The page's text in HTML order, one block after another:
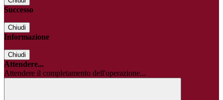
Successo
Chiudi
Informazione
Chiudi
Attendere...
Attendere il completamento dell'operazione...